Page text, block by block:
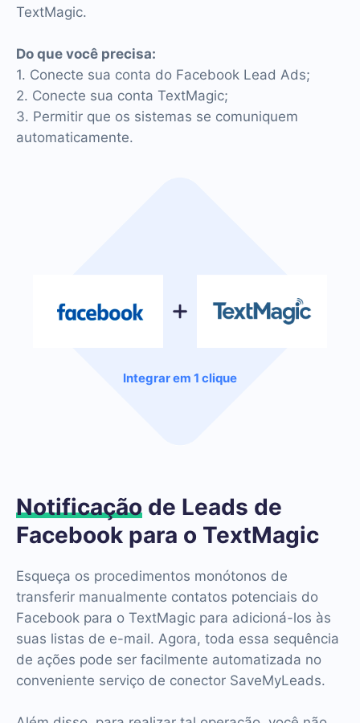
Integrar em 1 clique
TextMagic.
Do que você precisa:
1. Conecte sua conta do Facebook Lead Ads;
2. Conecte sua conta TextMagic;
3. Permitir que os sistemas se comuniquem
automaticamente.
Notificação de Leads de
Facebook para o TextMagic
Esqueça os procedimentos monótonos de
transferir manualmente contatos potenciais do
Facebook para o TextMagic para adicioná-los às
suas listas de e-mail. Agora, toda essa sequência
de ações pode ser facilmente automatizada no
conveniente serviço de conector SaveMyLeads.